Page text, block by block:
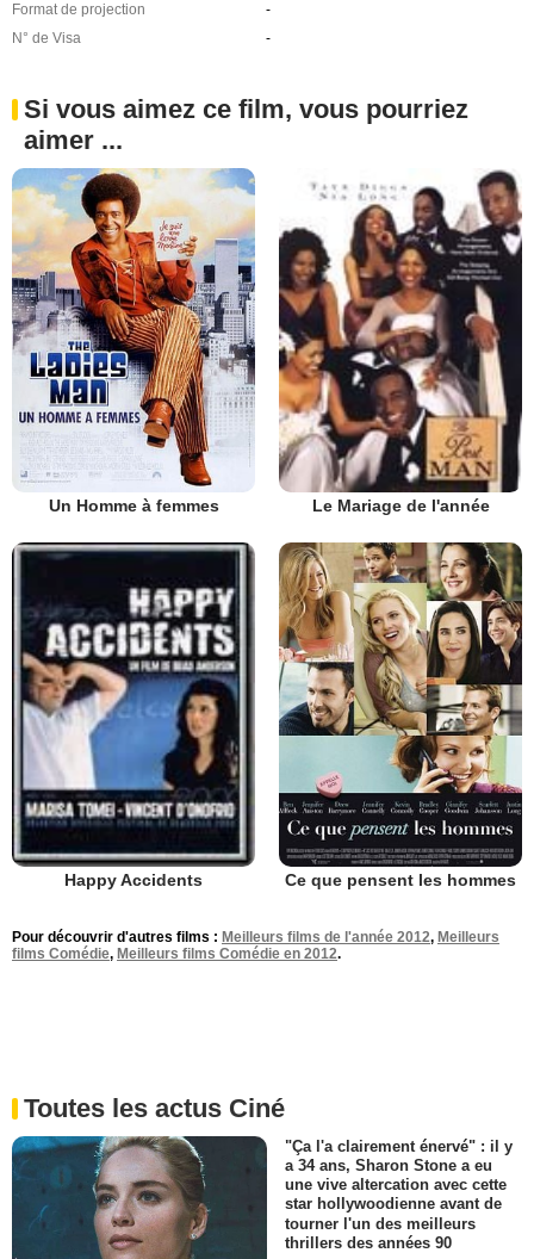
Format de projection
-
N° de Visa
-
Si vous aimez ce film, vous pourriez
aimer ...
Un Homme à femmes Le Mariage de l'année
Happy Accidents Ce que pensent les hommes
Pour découvrir d'autres films : Meilleurs films de l'année 2012, Meilleurs
films Comédie, Meilleurs films Comédie en 2012.
Toutes les actus Ciné
"Ça l'a clairement énervé" : il y
a 34 ans, Sharon Stone a eu
une vive altercation avec cette
star hollywoodienne avant de
tourner l'un des meilleurs
thrillers des années 90